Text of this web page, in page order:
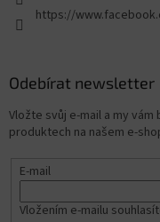
https://
Odebírat newsletter
Vložte svůj e-mail a my
produktech na našem e-
E-mail
Vložením e-mailu